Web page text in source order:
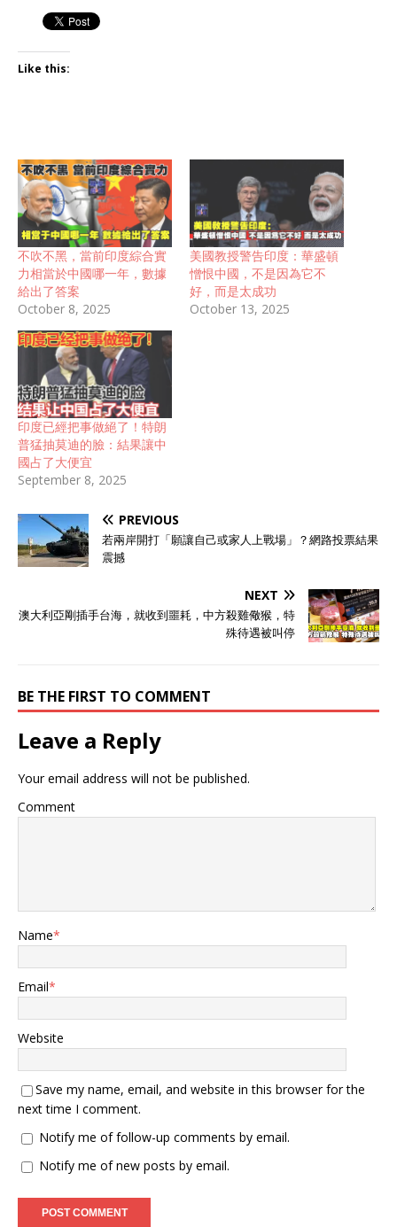
Like this:
不吹不黑，當前印度綜合實
力相當於中國哪一年，數據
給出了答案
October 8, 2025
美國教授警告印度：華盛頓
憎恨中國，不是因為它不
好，而是太成功
October 13, 2025
印度已經把事做絕了！特朗
普猛抽莫迪的臉：結果讓中
國占了大便宜
September 8, 2025
PREVIOUS
若兩岸開打「願讓自己或家人上戰場」？網路投票結果
震撼
NEXT
澳大利亞剛插手台海，就收到噩耗，中方殺雞儆猴，特
殊待遇被叫停
BE THE FIRST TO COMMENT
Leave a Reply
Your email address will not be published.
Comment
Name*
Email*
Website
Save my name, email, and website in this browser for the
next time I comment.
Notify me of follow-up comments by email.
Notify me of new posts by email.